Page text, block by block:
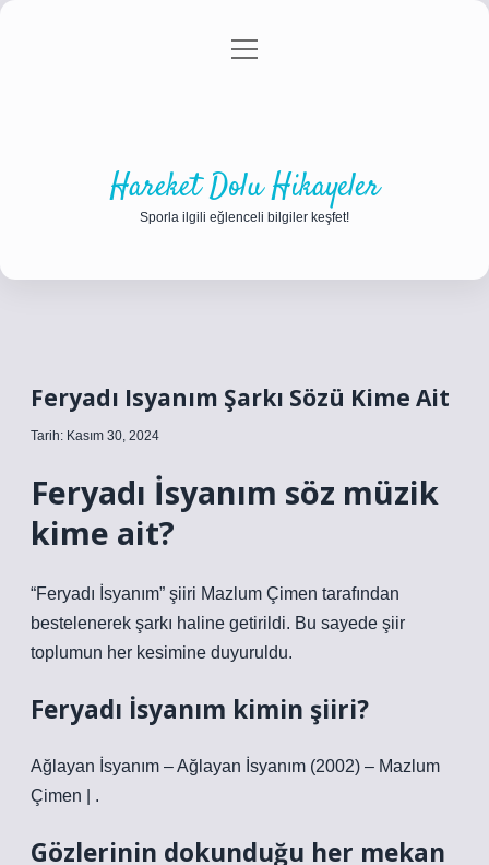
Gizlilik Politikası
menüyü
Hareket Dolu Hikayeler
Sporla ilgili eğlenceli bilgiler keşfet!
Feryadı Isyanım Şarkı Sözü Kime Ait
Tarih: Kasım 30, 2024
Feryadı İsyanım söz müzik
kime ait?
“Feryadı İsyanım” şiiri Mazlum Çimen tarafından
bestelenerek şarkı haline getirildi. Bu sayede şiir
toplumun her kesimine duyuruldu.
Feryadı İsyanım kimin şiiri?
Ağlayan İsyanım – Ağlayan İsyanım (2002) – Mazlum
Çimen | .
Gözlerinin dokunduğu her mekan